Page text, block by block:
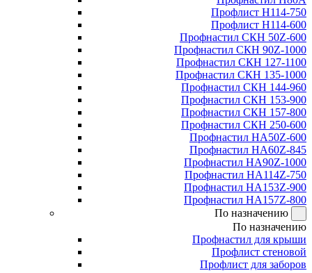
Профлист Н114-750
Профлист Н114-600
Профнастил СКН 50Z-600
Профнастил СКН 90Z-1000
Профнастил СКН 127-1100
Профнастил СКН 135-1000
Профнастил СКН 144-960
Профнастил СКН 153-900
Профнастил СКН 157-800
Профнастил СКН 250-600
Профнастил НА50Z-600
Профнастил НА60Z-845
Профнастил НА90Z-1000
Профнастил НА114Z-750
Профнастил НА153Z-900
Профнастил НА157Z-800
По назначению
По назначению
Профнастил для крыши
Профлист стеновой
Профлист для заборов